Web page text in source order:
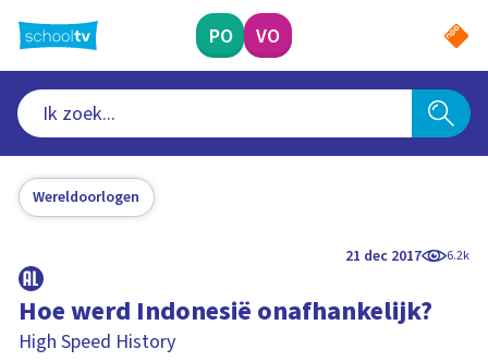
naar
hoofdinhoud
PO VO
Wereldoorlogen
21 dec 2017 6.2k
Hoe werd Indonesië onafhankelijk?
High Speed History